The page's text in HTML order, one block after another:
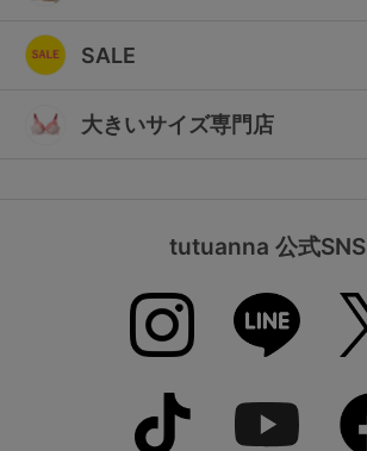
SALE
大きいサイズ専門店
tutuanna 公式SNS